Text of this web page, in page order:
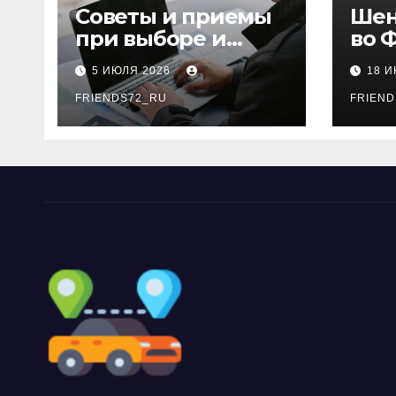
Советы и приемы
при выборе и
бронировании
авиабилетов
5 ИЮЛЯ 2026
FRIENDS72_RU
во
18